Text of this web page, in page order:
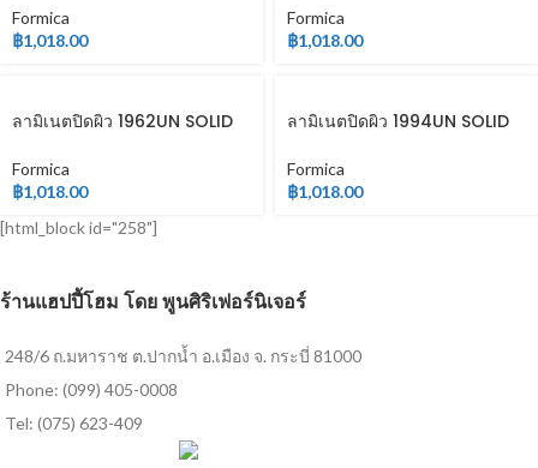
Formica
฿1,018.00
Formica
฿1,018.00
ลามิเนตปิดผิว 1962UN SOLID
Formica
฿1,018.00
ลามิเนตปิดผิว 1994UN SOLID
Formica
฿1,018.00
[html_block id="258"]
ร้านแฮปปี้โฮม โดย พูนศิริเฟอร์นิเจอร์
248/6 ถ.มหาราช ต.ปากน้ำ อ.เมือง จ. กระบี่ 81000
Phone: (099) 405-0008
Tel: (075) 623-409